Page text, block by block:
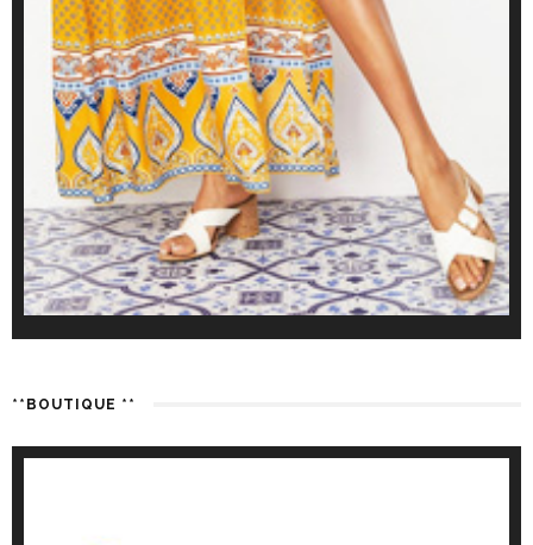
**BOUTIQUE **